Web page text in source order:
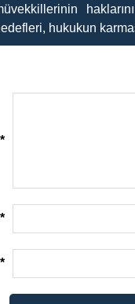
hukukun
*
*
*